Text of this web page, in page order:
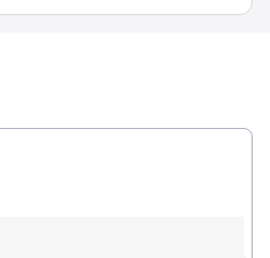
enxague